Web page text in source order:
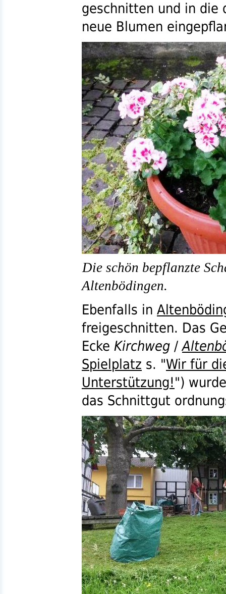
geschnitten und in die
neue Blumen
Die schön bepflanzte
Altenbödingen.
Ebenfalls in
freigeschnitten. Das
Ecke Kirchweg /
Spielplatz s. "Wir für
Unterstützung!")
das Schnittgut